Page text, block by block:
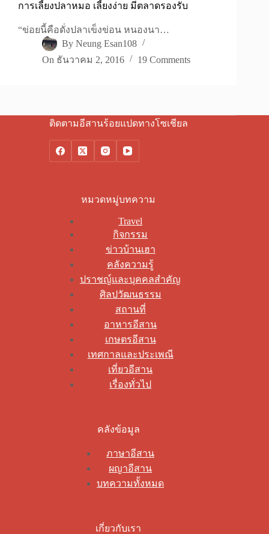
การเลี้ยงปลาหมอ เลี้ยงง่าย มีตลาดรองรับ
“ข่อยนี้คือดั่งปลาเข็งข่อน หนองนา…
By Neung Esan108
On ธันวาคม 2, 2016 19 Comments
ติดตามอีสานร้อยแปดทางโซเชียล
หมวดหมู่บทความ
Travel
กิจกรรม
ข่าวบ้านเฮา
คลังความรู้
ปราชญ์และบุคคลสำคัญ
ศิลปวัฒนธรรม
สถานที่
อาหารอีสาน
เกษตรอีสาน
เทศกาลและประเพณี
เที่ยวอีสาน
เรื่องทั่วไป
คลังข้อมูล
ภาษาอีสาน
ผญาอีสาน
บทความทั้งหมด
เกี่ยวกับเรา